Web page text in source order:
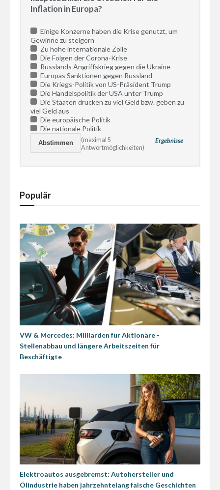
Inflation in Europa?
Einige Konzerne haben die Krise genutzt, um
Gewinne zu steigern
Zu hohe internationale Zölle
Die Folgen der Corona-Krise
Russlands Angriffskrieg gegen die Ukraine
Europas Sanktionen gegen Russland
Die Kriegs-Politik von US-Präsident Trump
Die Handelspolitik der USA unter Trump
Die Staaten drucken zu viel Geld bzw. geben zu
viel Geld aus
Die europäische Politik
Die nationale Politik
Ergebnisse
(maximal 5
Antwortmöglichkeiten)
Populär
VW & Mercedes: Milliarden für Aktionäre -
Stellenabbau und längere Arbeitszeiten für
Beschäftigte
Elektroautos ausgebremst: Autohersteller und
Ölindustrie haben jahrzehntelang falsche Geschichten